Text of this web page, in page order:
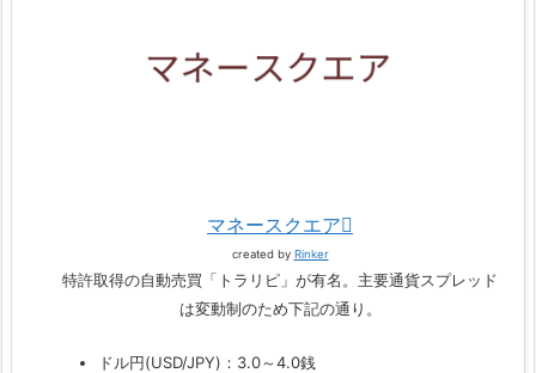
マネースクエア
created by Rinker
特許取得の自動売買「トラリピ」が有名。主要通貨スプレッド
は変動制のため下記の通り。
ドル円(USD/JPY)：3.0～4.0銭